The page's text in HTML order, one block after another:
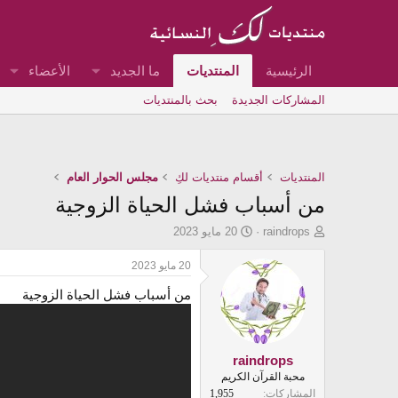
الرئيسية المنتديات ما الجديد الأعضاء
المشاركات الجديدة بحث بالمنتديات
المنتديات أقسام منتديات لكِ مجلس الحوار العام
من أسباب فشل الحياة الزوجية
ب
ع
raindrops
ت
ا
ل
د
ء
20 مايو 2023
raindrops
محبة القرآن الكريم
المشاركات
1,955
20 مايو 2023
من أسباب فشل الحياة الزوجية